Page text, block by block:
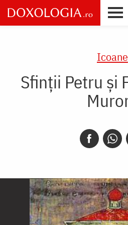
Skip
to
main
Icoane
Sfinții Petru și